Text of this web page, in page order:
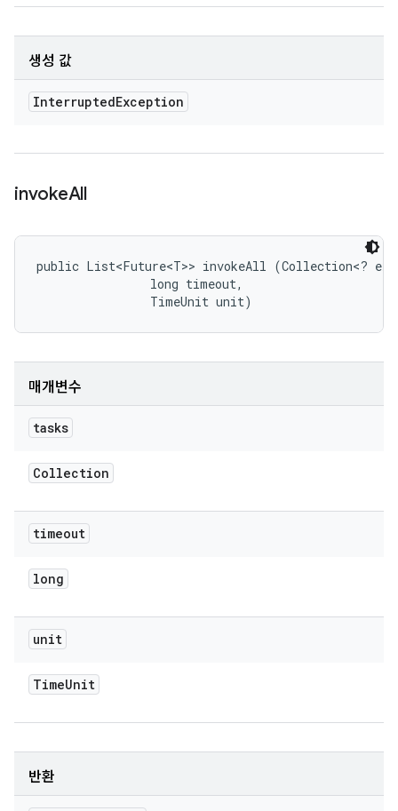
생성 값
InterruptedException
invokeAll
public List<Future<T>> invokeAll (Collection<?
                long timeout,
                TimeUnit unit)
매개변수
tasks
Collection
timeout
long
unit
TimeUnit
반환